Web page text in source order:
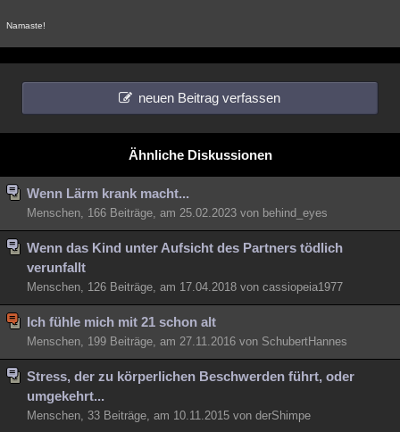
Namaste!
neuen Beitrag verfassen
Ähnliche Diskussionen
Wenn Lärm krank macht...
Menschen, 166 Beiträge, am 25.02.2023 von behind_eyes
Wenn das Kind unter Aufsicht des Partners tödlich
verunfallt
Menschen, 126 Beiträge, am 17.04.2018 von cassiopeia1977
Ich fühle mich mit 21 schon alt
Menschen, 199 Beiträge, am 27.11.2016 von SchubertHannes
Stress, der zu körperlichen Beschwerden führt, oder
umgekehrt...
Menschen, 33 Beiträge, am 10.11.2015 von derShimpe